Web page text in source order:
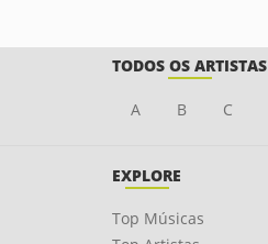
TODOS OS ARTISTAS
A B C
EXPLORE
Top Músicas